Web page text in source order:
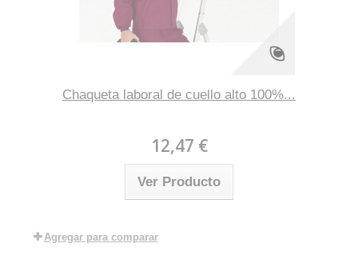
Chaqueta laboral de cuello alto 100%...
12,47 €
Ver Producto
Agregar para comparar